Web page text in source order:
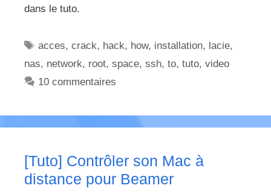
dans le tuto.
Étiquettes
acces,crack, hack, how, installation, lacie,
nas, network, root, space, ssh, to, tuto, video
10 commentaires
[Tuto] Contrôler son Mac à
distance pour Beamer